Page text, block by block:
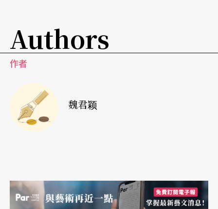
我会观察编舞家能带给舞团的收获。这有点像你吃
到美食，同样的食物，在这个国家吃与你的家乡
吃，味道不见得都相同。编舞家也是一样，有时候
些重点、风格，让它不见得适合伦敦。此外，我也
不认为每个人什么都得会，我喜欢每个团体有各自
欢！但它不适合我的舞团。」我认为，有些事情走
到哪里都行得通，有的就只适合某些地方。
Authors
作者
魏君颖